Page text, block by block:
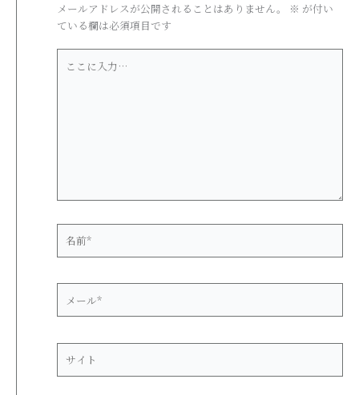
メールアドレスが公開されることはありません。 ※ が付い
ている欄は必須項目です
前
*